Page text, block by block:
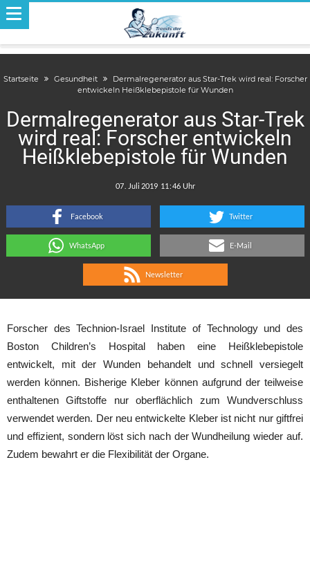
Startseite Gesundheit
Dermalregenerator aus Star-Trek wird real: Forscher
entwickeln Heißklebepistole für Wunden
Dermalregenerator aus Star-Trek
wird real: Forscher entwickeln
Heißklebepistole für Wunden
:
Facebook Twitter
WhatsApp E-Mail
Newsletter
Forscher des Technion-Israel Institute of Technology und des
Boston Children’s Hospital haben eine Heißklebepistole
entwickelt, mit der Wunden behandelt und schnell versiegelt
werden können. Bisherige Kleber können aufgrund der teilweise
enthaltenen Giftstoffe nur oberflächlich zum Wundverschluss
verwendet werden. Der neu entwickelte Kleber ist nicht nur giftfrei
und effizient, sondern löst sich nach der Wundheilung wieder auf.
Zudem bewahrt er die Flexibilität der Organe.